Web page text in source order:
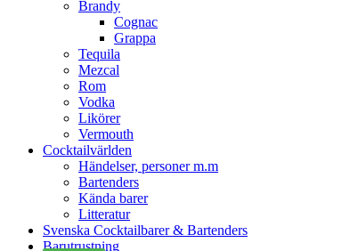
Brandy
Cognac
Grappa
Tequila
Mezcal
Rom
Vodka
Likörer
Vermouth
Cocktailvärlden
Händelser, personer m.m
Bartenders
Kända barer
Litteratur
Svenska Cocktailbarer & Bartenders
Barutrustning